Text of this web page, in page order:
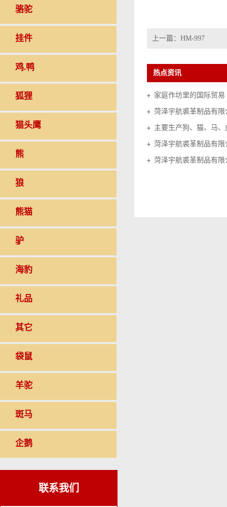
骆驼
挂件
鸡.鸭
狐狸
猫头鹰
熊
狼
熊猫
驴
海豹
礼品
其它
袋鼠
羊驼
斑马
企鹅
联系我们
上一篇： HM-997
热点资讯
家庭作坊里的国际贸易
菏泽宇航裘革制品有
菏泽宇航裘革制品有限
菏泽宇航裘革制品有限